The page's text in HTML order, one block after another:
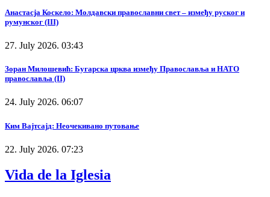
Анастасја Коскело: Молдавски православни свет – између руског и
румунског (III)
27. July 2026. 03:43
Зоран Милошевић: Бугарска црква између Православља и НАТО
православља (II)
24. July 2026. 06:07
Ким Вајтсајд: Неочекивано путовање
22. July 2026. 07:23
Vida de la Iglesia